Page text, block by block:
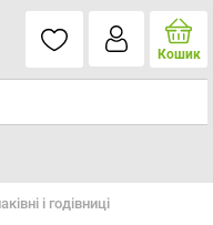
Кошик
і годівниці